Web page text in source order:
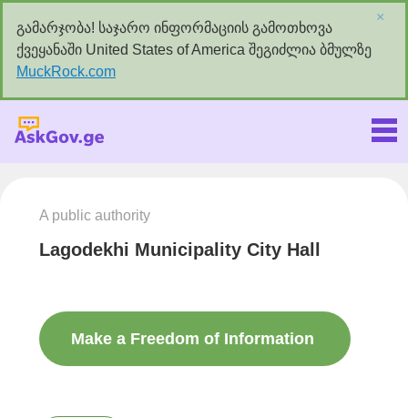
გამარჯობა! საჯარო ინფორმაციის გამოთხოვა
ქვეყანაში United States of America შეგიძლია ბმულზე
MuckRock.com
×
A public authority
Lagodekhi Municipality City Hall
Make a Freedom of Information